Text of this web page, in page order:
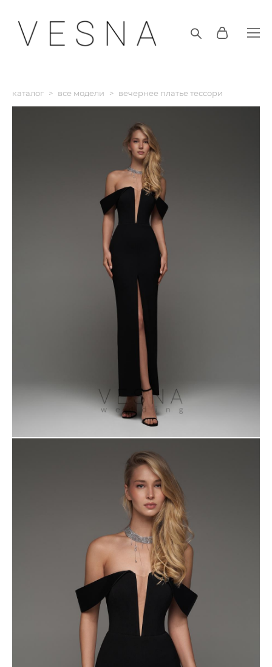
каталог > все модели > вечернее платье тессори